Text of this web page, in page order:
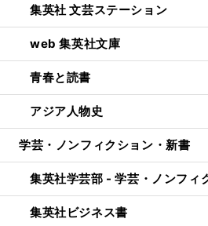
集英社 文芸ステーション
web 集英社文庫
青春と読書
アジア人物史
学芸・ノンフィクション・新書
集英社学芸部 - 学芸・ノンフィ
集英社ビジネス書